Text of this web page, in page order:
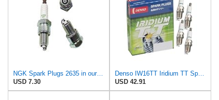
NGK Spark Plugs 2635 in our Spark Plugs Department
USD 7.30
Denso IW16TT Iridium TT Spark Plugs 4708-4 PK
USD 42.91